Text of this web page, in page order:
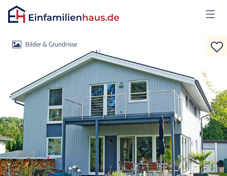
AnmeldenBilder & Grundrisse